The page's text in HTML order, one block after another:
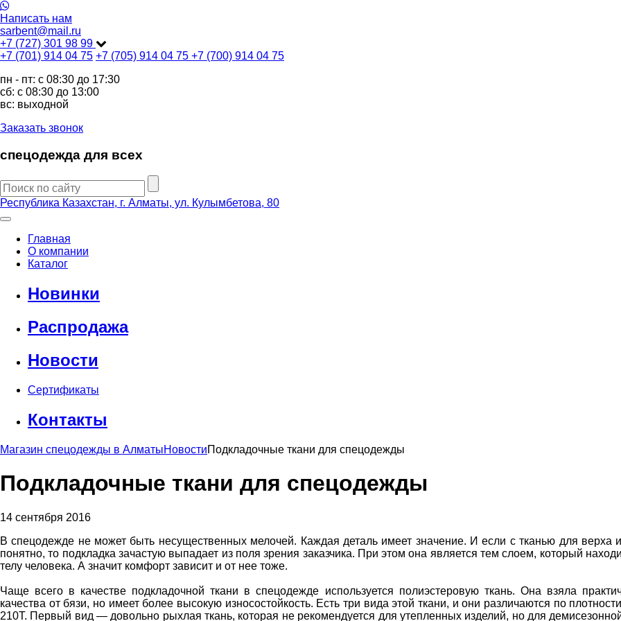
Написать нам
sarbent@mail.ru
+7 (727) 301 98 99
+7 (701) 914 04 75 +7 (705) 914 04 75 +7 (700) 914 04 75
пн - пт: c 08:30 до 17:30
сб: c 08:30 до 13:00
вс: выходной
Заказать звонок
спецодежда для всех
Республика Казахстан, г. Алматы, ул. Кулымбетова, 80
Главная
О компании
Каталог
Новинки
Распродажа
Новости
Сертификаты
Контакты
Магазин спецодежды в АлматыНовостиПодкладочные ткани для спецодежды
Подкладочные ткани для спецодежды
14 сентября 2016
В спецодежде не может быть несущественных мелочей. Каждая деталь имеет значение. И если с тканью для верха
понятно, то подкладка зачастую выпадает из поля зрения заказчика. При этом она является тем слоем, который
телу человека. А значит комфорт зависит и от нее тоже.
Чаще всего в качестве подкладочной ткани в спецодежде используется полиэстеровую ткань. Она взяла
качества от бязи, но имеет более высокую износостойкость. Есть три вида этой ткани, и они различаются по
210Т. Первый вид — довольно рыхлая ткань, которая не рекомендуется для утепленных изделий, но для